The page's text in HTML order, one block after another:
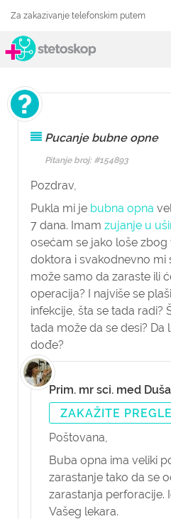
Za zakazivanje telefonskim putem
Pucanje bubne opne
Pitanje broj: #154893
Pozdrav,
Pukla mi je bubna opna
7 dana. Imam zujanje u
osećam se jako loše zbog
doktora i svakodnevno mi
može samo da zaraste ili
operacija? I najviše se
infekcije, šta se tada radi?
tada može da se desi? Da
dođe?
Prim. mr sci. med
ZAKAŽITE
Poštovana,
Buba opna ima veliki
zarastanje tako da se
zarastanja perforacije.
Vašeg lekara.